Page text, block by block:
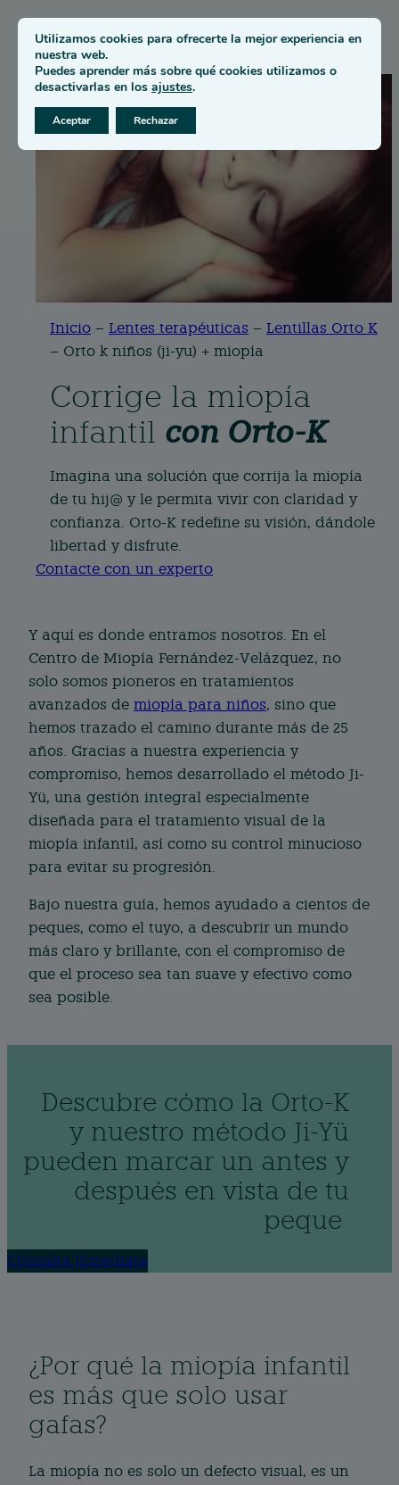
Inicio – Lentes terapéuticas – Lentillas Orto K
– Orto k niños (ji-yu) + miopía
Corrige la miopía
infantil con Orto-K
Imagina una solución que corrija la miopía
de tu hij@ y le permita vivir con claridad y
confianza. Orto-K redefine su visión, dándole
libertad y disfrute.
Contacte con un experto
Y aquí es donde entramos nosotros. En el
Centro de Miopía Fernández-Velázquez, no
solo somos pioneros en tratamientos
avanzados de miopía para niños, sino que
hemos trazado el camino durante más de 25
años. Gracias a nuestra experiencia y
compromiso, hemos desarrollado el método Ji-
Yü, una gestión integral especialmente
diseñada para el tratamiento visual de la
miopía infantil, así como su control minucioso
para evitar su progresión.
Bajo nuestra guía, hemos ayudado a cientos de
peques, como el tuyo, a descubrir un mundo
más claro y brillante, con el compromiso de
que el proceso sea tan suave y efectivo como
sea posible.
Descubre cómo la Orto-K
y nuestro método Ji-Yü
pueden marcar un antes y
después en vista de tu
peque
Consulta inmediata
¿Por qué la miopía infantil
es más que solo usar
gafas?
La miopía no es solo un defecto visual, es un
Utilizamos cookies para ofrecerte la mejor experiencia en
nuestra web.
Puedes aprender más sobre qué cookies utilizamos o
desactivarlas en los ajustes.
Aceptar Rechazar